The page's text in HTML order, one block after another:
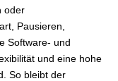
oder
Pausieren,
Software- und
und eine hohe
So bleibt der